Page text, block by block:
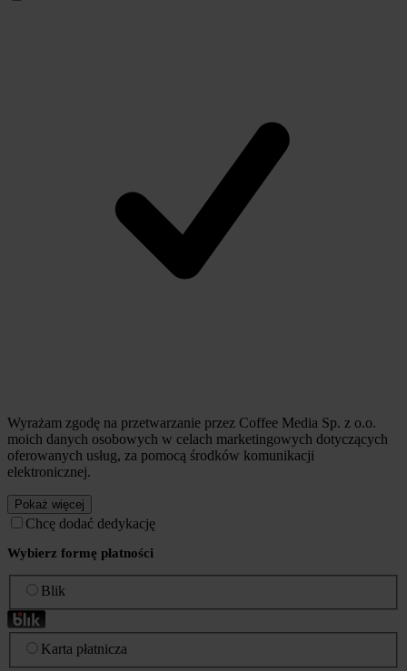
Wyrażam zgodę na przetwarzanie przez Coffee Media Sp. z o.o.
moich danych osobowych w celach marketingowych dotyczących
oferowanych usług, za pomocą środków komunikacji
elektronicznej.
Pokaż więcej
Chcę dodać dedykację
Wybierz formę płatności
Blik
Karta płatnicza